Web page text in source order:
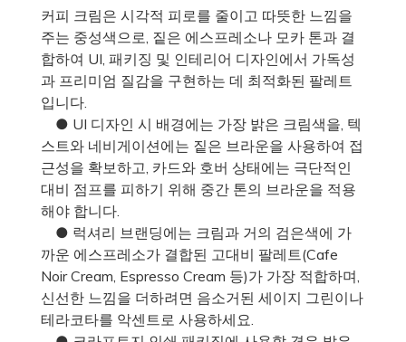
커피 크림은 시각적 피로를 줄이고 따뜻한 느낌을
주는 중성색으로, 짙은 에스프레소나 모카 톤과 결
합하여 UI, 패키징 및 인테리어 디자인에서 가독성
과 프리미엄 질감을 구현하는 데 최적화된 팔레트
입니다.
● UI 디자인 시 배경에는 가장 밝은 크림색을, 텍
스트와 네비게이션에는 짙은 브라운을 사용하여 접
근성을 확보하고, 카드와 호버 상태에는 극단적인
대비 점프를 피하기 위해 중간 톤의 브라운을 적용
해야 합니다.
● 럭셔리 브랜딩에는 크림과 거의 검은색에 가
까운 에스프레소가 결합된 고대비 팔레트(Cafe
Noir Cream, Espresso Cream 등)가 가장 적합하며,
신선한 느낌을 더하려면 음소거된 세이지 그린이나
테라코타를 악센트로 사용하세요.